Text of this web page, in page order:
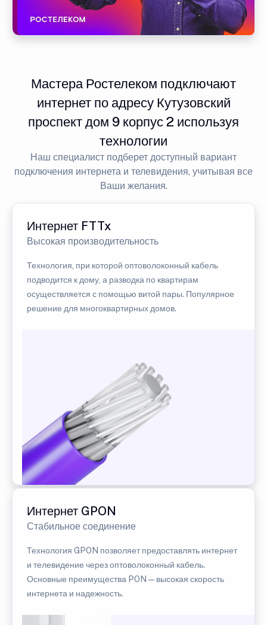
Мастера Ростелеком подключают
интернет по адресу Кутузовский
проспект дом 9 корпус 2 используя
технологии
Наш специалист подберет доступный вариант
подключения интернета и телевидения, учитывая все
Ваши желания.
Интернет FTTx
Высокая производительность
Технология, при которой оптоволоконный кабель
подводится к дому, а разводка по квартирам
осуществляется с помощью витой пары. Популярное
решение для многоквартирных домов.
Интернет GPON
Стабильное соединение
Технология GPON позволяет предоставлять интернет
и телевидение через оптоволоконный кабель.
Основные преимущества PON — высокая скорость
интернета и надежность.